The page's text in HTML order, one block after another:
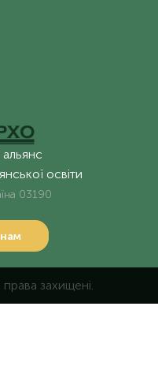
освіти
03190
захищені.